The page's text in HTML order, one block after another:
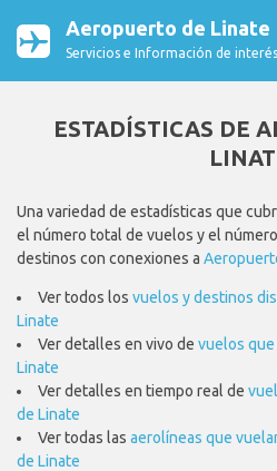
Aeropuerto de Linate
Servicios e Información de
ESTADÍSTICAS DE
Una variedad de estadísticas que
el número total de vuelos y el
destinos con conexiones a
Ver todos los vuelos y destinos
Linate
Ver detalles en vivo de vuelos
Linate
Ver detalles en tiempo real de
de Linate
Ver todas las aerolíneas que
de Linate